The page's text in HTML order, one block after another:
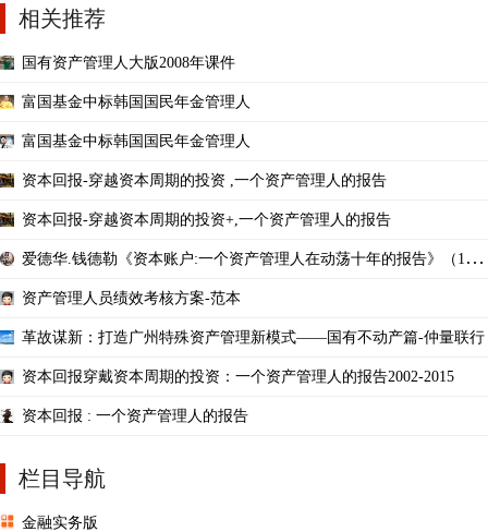
相关推荐
国有资产管理人大版2008年课件
富国基金中标韩国国民年金管理人
富国基金中标韩国国民年金管理人
资本回报-穿越资本周期的投资 ,一个资产管理人的报告
资本回报-穿越资本周期的投资+,一个资产管理人的报告
爱德华.钱德勒《资本账户:一个资产管理人在动荡十年的报告》（1993
资产管理人员绩效考核方案-范本
革故谋新：打造广州特殊资产管理新模式——国有不动产篇-仲量联行
资本回报穿戴资本周期的投资：一个资产管理人的报告2002-2015
资本回报 : 一个资产管理人的报告
栏目导航
金融实务版